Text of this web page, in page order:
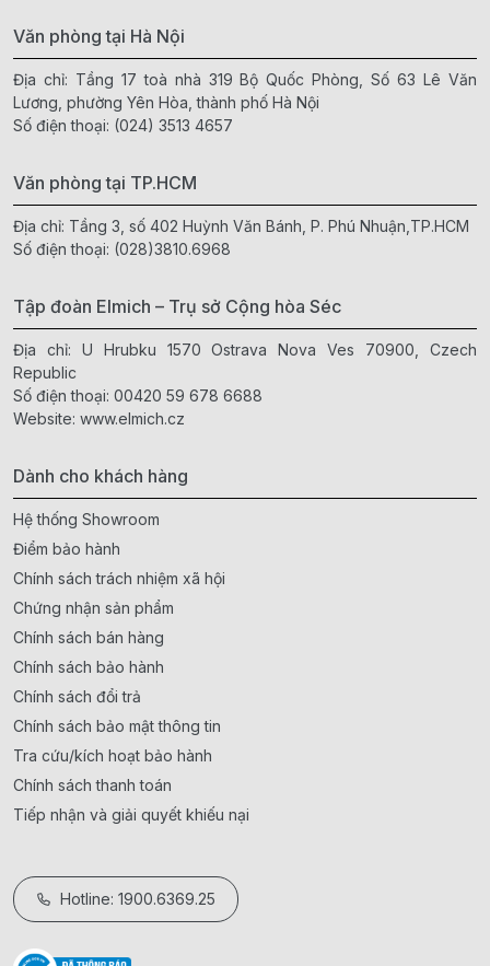
Văn phòng tại Hà Nội
Địa chỉ: Tầng 17 toà nhà 319 Bộ Quốc Phòng, Số 63 Lê Văn
Lương, phường Yên Hòa, thành phố Hà Nội
Số điện thoại: (024) 3513 4657
Văn phòng tại TP.HCM
Địa chỉ: Tầng 3, số 402 Huỳnh Văn Bánh, P. Phú Nhuận,TP.HCM
Số điện thoại: (028)3810.6968
Tập đoàn Elmich – Trụ sở Cộng hòa Séc
Địa chỉ: U Hrubku 1570 Ostrava Nova Ves 70900, Czech
Republic
Số điện thoại: 00420 59 678 6688
Website: www.elmich.cz
Dành cho khách hàng
Hệ thống Showroom
Điểm bảo hành
Chính sách trách nhiệm xã hội
Chứng nhận sản phẩm
Chính sách bán hàng
Chính sách bảo hành
Chính sách đổi trả
Chính sách bảo mật thông tin
Tra cứu/kích hoạt bảo hành
Chính sách thanh toán
Tiếp nhận và giải quyết khiếu nại
Hotline: 1900.6369.25